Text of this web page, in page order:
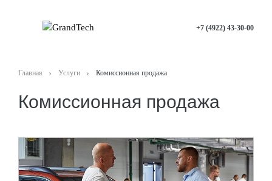
+7 (4922) 43-30-00
Главная Услуги Комиссионная продажа
Комиссионная продажа